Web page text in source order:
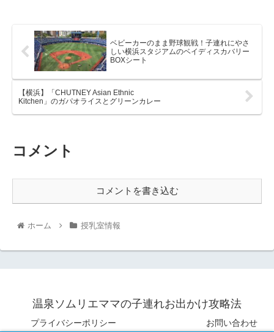
ベビーカーのまま野球観戦！子連れにやさ
しい横浜スタジアムのベイディスカバリー
BOXシート
【横浜】「CHUTNEY Asian Ethnic
Kitchen」のガパオライスとグリーンカレー
コメント
コメントを書き込む
ホーム 授乳室情報
温泉ソムリエママの子連れお出かけ攻略法
プライバシーポリシー お問い合わせ